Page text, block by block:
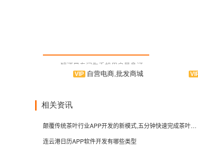
醇酒是专门为手机用户量身订
制的酒类手机应用软件，为手机用
发布、酒类商城 、酒类推荐等功
信您能在使用中，体验到我们作为
自营电商,批发商城
相关资讯
颠覆传统茶叶行业APP开发的新模式,五分钟快速完成茶叶商城APP制作
连云港日历APP软件开发有哪些类型